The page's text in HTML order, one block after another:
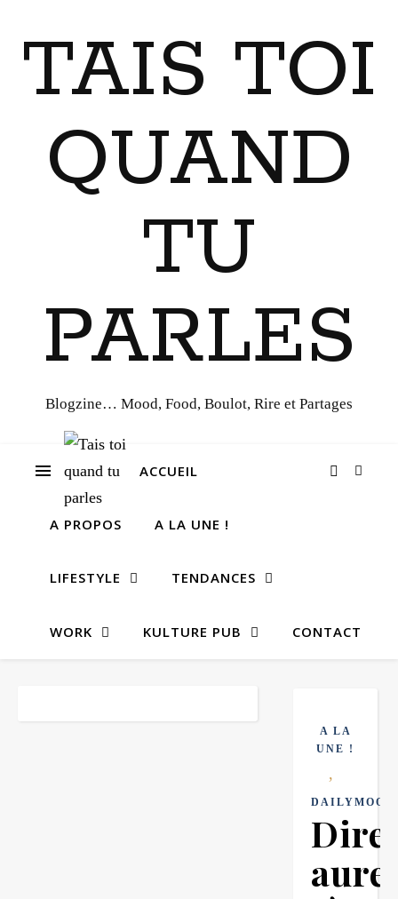
TAIS TOI
QUAND
TU
PARLES
Blogzine… Mood, Food, Boulot, Rire et Partages
ACCUEIL
A PROPOS A LA UNE !
LIFESTYLE TENDANCES
WORK KULTURE PUB CONTACT
A LA
UNE !
,
DAILYMOOD
Dire